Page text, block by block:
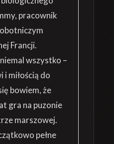
pracownik
Francji.
wszystko –
i miłością do
bowiem, że
gra na puzonie
marszowej.
pełne